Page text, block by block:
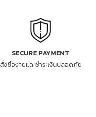
SECURE PAYMENT
สั่งซื้อง่ายและชำระเงินปลอดภัย